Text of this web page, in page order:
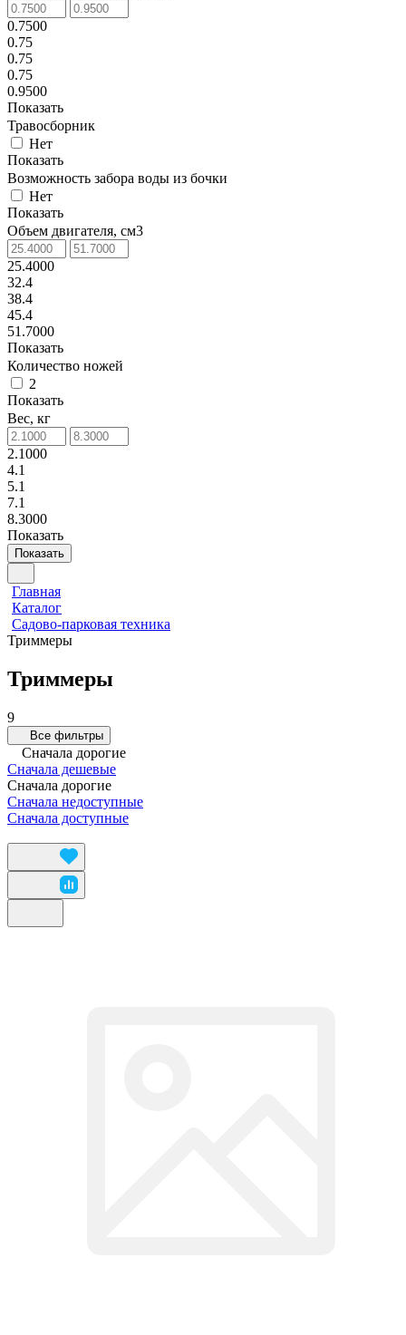
0.7500
0.75
0.75
0.75
0.9500
Показать
Травосборник
Нет
Показать
Возможность забора воды из бочки
Нет
Показать
Объем двигателя, см3
25.4000
32.4
38.4
45.4
51.7000
Показать
Количество ножей
2
Показать
Вес, кг
2.1000
4.1
5.1
7.1
8.3000
Показать
Показать
Главная
Каталог
Садово-парковая техника
Триммеры
Триммеры
9
Все фильтры
Сначала дорогие
Сначала дешевые
Сначала дорогие
Сначала недоступные
Сначала доступные